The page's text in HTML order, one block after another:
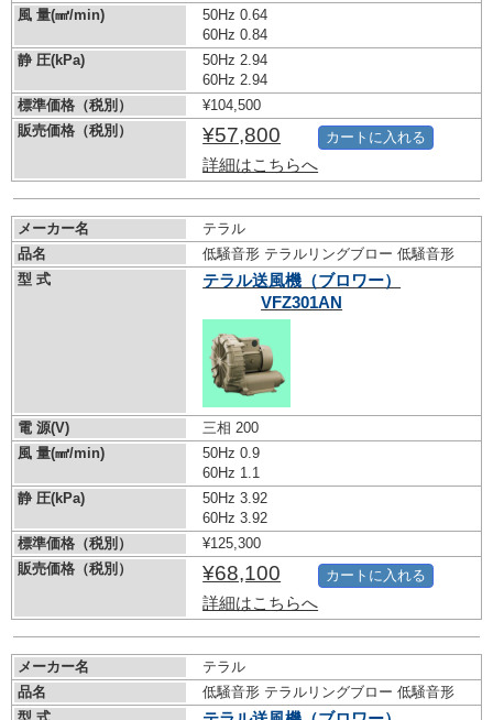
風 量(㎣/min)
50Hz 0.64
60Hz 0.84
静 圧(kPa)
50Hz 2.94
60Hz 2.94
標準価格（税別）
¥104,500
販売価格（税別）
¥57,800
詳細はこちらへ
カートに入れる
メーカー名
テラル
品名
低騒音形 テラルリングブロー 低騒音形
型 式
テラル送風機（ブロワー）
VFZ301AN
電 源(V)
三相 200
風 量(㎣/min)
50Hz 0.9
60Hz 1.1
静 圧(kPa)
50Hz 3.92
60Hz 3.92
標準価格（税別）
¥125,300
販売価格（税別）
¥68,100
詳細はこちらへ
カートに入れる
メーカー名
テラル
品名
低騒音形 テラルリングブロー 低騒音形